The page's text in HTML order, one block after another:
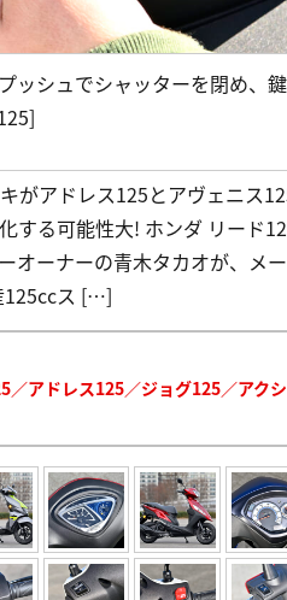
ッシュでシャッターを閉め、
がアドレス125とアヴェニス
する可能性大! ホンダ リード
オーナーの青木タカオが、メ
125ccス […]
アドレス125／ジョグ125／アクシ